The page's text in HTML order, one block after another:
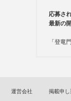
応募さ
最新の
「登竜
運営会社 掲載申